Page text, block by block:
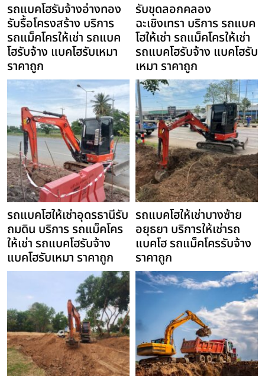
รถแบคโฮรับจ้างอ่างทอง
รับรื้อโครงสร้าง บริการ
รถแม็คโครให้เช่า รถแบค
โฮรับจ้าง แบคโฮรับเหมา
ราคาถูก
รับขุดลอกคลอง
ฉะเชิงเทรา บริการ รถแบค
โฮให้เช่า รถแม็คโครให้เช่า
รถแบคโฮรับจ้าง แบคโฮรับ
เหมา ราคาถูก
รถแบคโฮให้เช่าอุดรธานีรับ
ถมดิน บริการ รถแม็คโคร
ให้เช่า รถแบคโฮรับจ้าง
แบคโฮรับเหมา ราคาถูก
รถแบคโฮให้เช่าบางซ้าย
อยุธยา บริการให้เช่ารถ
แบคโฮ รถแม็คโครรับจ้าง
ราคาถูก